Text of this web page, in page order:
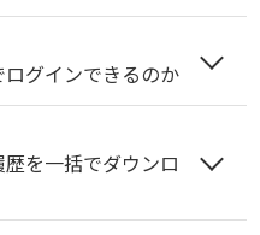
グインできるのか
を一括でダウンロ